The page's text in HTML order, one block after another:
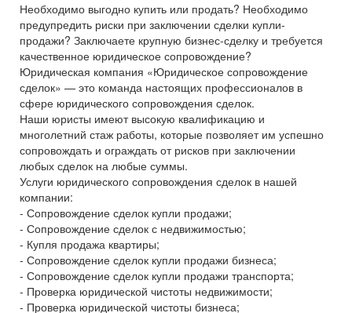
Необходимо выгодно купить или продать? Необходимо
предупредить риски при заключении сделки купли-
продажи? Заключаете крупную бизнес-сделку и требуется
качественное юридическое сопровождение?
Юридическая компания «Юридическое сопровождение
сделок» — это команда настоящих профессионалов в
сфере юридического сопровождения сделок.
Наши юристы имеют высокую квалификацию и
многолетний стаж работы, которые позволяет им успешно
сопровождать и ограждать от рисков при заключении
любых сделок на любые суммы.
Услуги юридического сопровождения сделок в нашей
компании:
- Сопровождение сделок купли продажи;
- Сопровождение сделок с недвижимостью;
- Купля продажа квартиры;
- Сопровождение сделок купли продажи бизнеса;
- Сопровождение сделок купли продажи транспорта;
- Проверка юридической чистоты недвижимости;
- Проверка юридической чистоты бизнеса;